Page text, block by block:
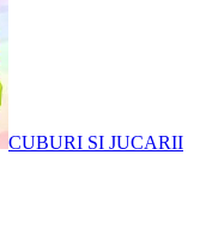
CUBURI SI JUCARII